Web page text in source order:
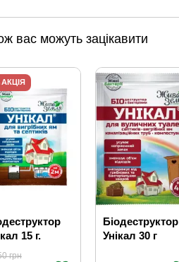
вас можуть зацікавити
АКЦІЯ
15 г.
грн
Біодеструктор
Унікал 30 г